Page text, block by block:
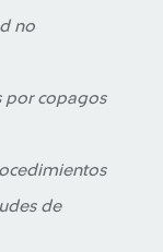
no
por copagos
de